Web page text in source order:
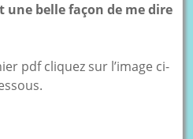
une belle façon de me dire
pdf cliquez sur l’image ci-